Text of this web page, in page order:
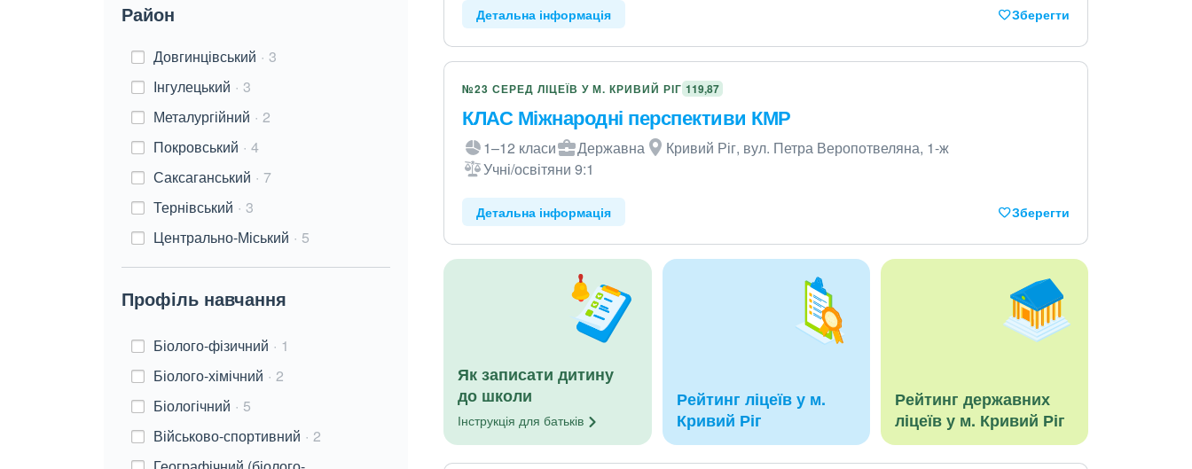
Район
Довгинцівський
3
Інгулецький
3
Металургійний
2
Покровський
4
Саксаганський
7
Тернівський
3
Центрально-Міський
5
Профіль навчання
Біолого-фізичний
1
Біолого-хімічний
2
Біологічний
5
Військово-спортивний
2
Детальна інформація Зберегти
№23 СЕРЕД ЛІЦЕЇВ У М. КРИВИЙ РІГ 119,87
КЛАС Міжнародні перспективи КМР
1–12 класи Державна
Кривий Ріг, вул. Петра Веропотвеляна, 1-ж
Учні/освітяни 9:1
Детальна інформація Зберегти
Як записати дитину
до школи
Інструкція длябатьків
Рейтинг ліцеїв у м.
Кривий Ріг
Рейтинг державних
ліцеїв у м. Кривий Ріг